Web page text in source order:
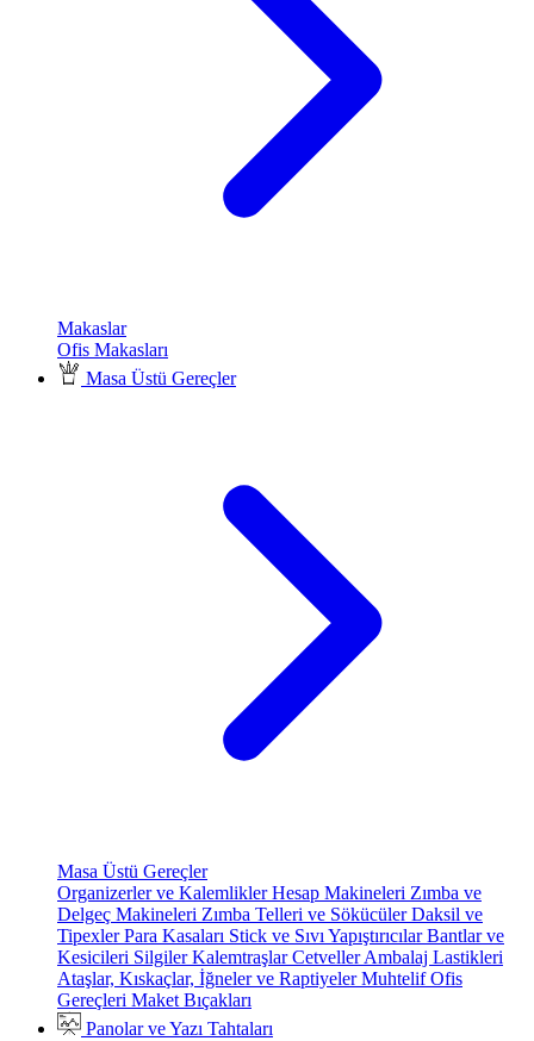
Makaslar
Ofis Makasları
Masa Üstü Gereçler
Masa Üstü Gereçler
Organizerler ve KalemliklerHesap Makineleri Zımba ve
Delgeç Makineleri Zımba Telleri ve SökücülerDaksil ve
TipexlerPara Kasaları Stick ve Sıvı YapıştırıcılarBantlar ve
Kesicileri SilgilerKalemtraşlarCetvellerAmbalaj Lastikleri
Ataşlar, Kıskaçlar, İğneler ve RaptiyelerMuhtelif Ofis
Gereçleri Maket Bıçakları
Panolar ve Yazı Tahtaları